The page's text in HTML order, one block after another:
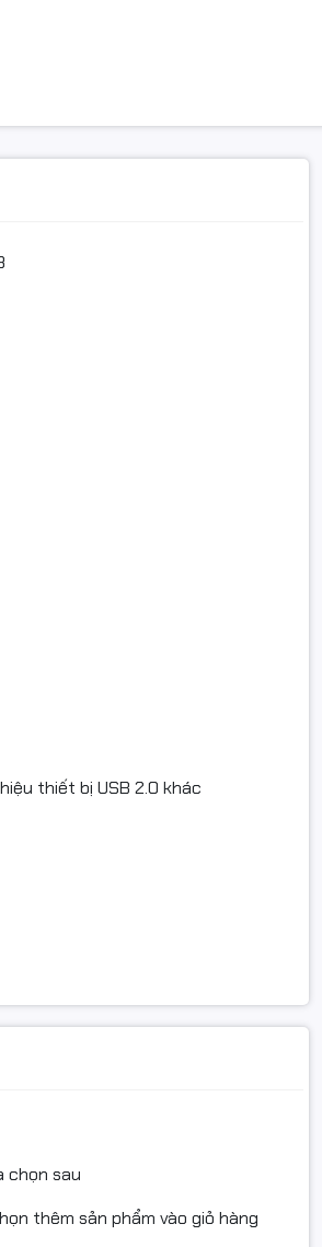
thiết bị USB 2.0 khác
chọn sau
thêm sản phẩm vào giỏ hàng
hợp cho HP, Canon, Epson và các